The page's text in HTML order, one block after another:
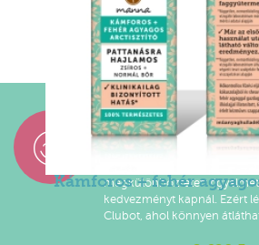
Kámforos + fehér
Díjazzuk a
A százalékokban számított
megkülönböztetett
kedvezményt kapnál. Ezért
Clubot, ahol könnyen